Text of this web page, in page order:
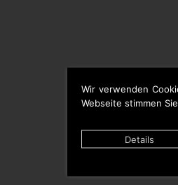
Wir verwenden
Webseite stimmen
Details